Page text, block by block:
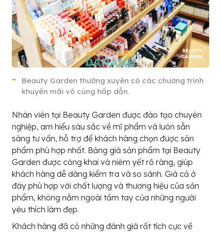
Beauty Garden thường xuyên có các chương trình
khuyến mãi vô cùng hấp dẫn.
Nhân viên tại Beauty Garden được đào tạo chuyên
nghiệp, am hiểu sâu sắc về mĩ phẩm và luôn sẵn
sàng tư vấn, hỗ trợ để khách hàng chọn được sản
phẩm phù hợp nhất. Bảng giá sản phẩm tại Beauty
Garden được công khai và niêm yết rõ ràng, giúp
khách hàng dễ dàng kiểm tra và so sánh. Giá cả ở
đây phù hợp với chất lượng và thương hiệu của sản
phẩm, không nằm ngoài tầm tay của những người
yêu thích làm đẹp.
Khách hàng đã có những đánh giá rất tích cực về